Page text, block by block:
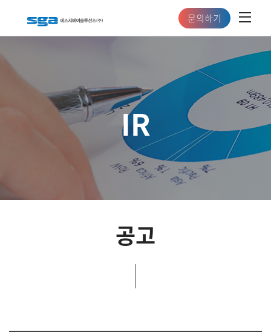
문의하기
IR
공고